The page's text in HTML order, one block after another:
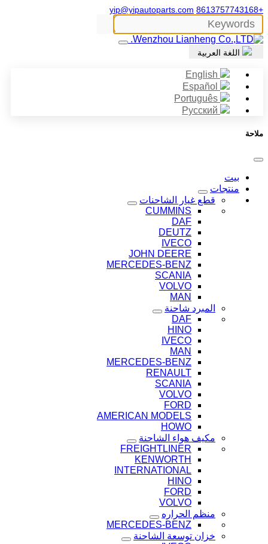
+8613757743168
yip@yipautoparts.com
اللغة العربية
ملاحة
بيت
منتجات
قطع غيار الشاحنات
CUMMINS
DAF
DEUTZ
IVECO
JOHN DEERE
MERCEDES-BENZ
SCANIA
VOLVO
MAN
المبرد شاحنة
DAF
HINO
IVECO
MAN
MERCEDES-BENZ
RENAULT
SCANIA
VOLVO
FORD
AMERICAN MODELS
HOWO
مكيف هواء الشاحنة
FREIGHTLINER
KENWORTH
INTERNATIONAL
HINO
FORD
VOLVO
منظم الحراره
MERCEDES-BENZ
خزان توسعة الشاحنة